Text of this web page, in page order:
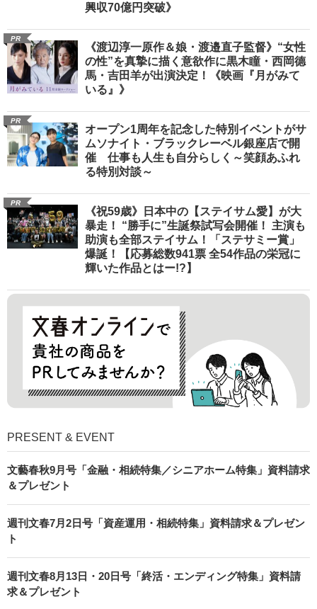
興収70億円突破》
PR
《渡辺淳一原作＆娘・渡邉直子監督》“女性
の性”を真摯に描く意欲作に黒木瞳・西岡德
馬・吉田羊が出演決定！《映画『月がみて
いる』》
PR
オープン1周年を記念した特別イベントがサ
ムソナイト・ブラックレーベル銀座店で開
催 仕事も人生も自分らしく～笑顔あふれ
る特別対談～
PR
《祝59歳》日本中の【ステイサム愛】が大
暴走！ “勝手に”生誕祭試写会開催！ 主演も
助演も全部ステイサム！「ステサミー賞」
爆誕！【応募総数941票 全54作品の栄冠に
輝いた作品とはー!?】
PRESENT & EVENT
文藝春秋9月号「金融・相続特集／シニアホーム特集」資料請求
＆プレゼント
週刊文春7月2日号「資産運用・相続特集」資料請求＆プレゼン
ト
週刊文春8月13日・20日号「終活・エンディング特集」資料請
求＆プレゼント